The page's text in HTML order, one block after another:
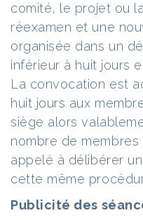
comité, le projet ou
réexamen et une
organisée dans un
inférieur à huit jours
La convocation est
huit jours aux
siège alors
nombre de
appelé à délibérer
cette même
Publicité des